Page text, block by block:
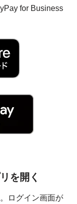
for Business
を開く
ログイン画面が